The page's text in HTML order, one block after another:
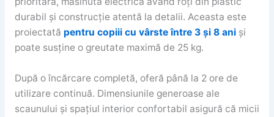
durabil și construcție atentă la detalii. Aceasta este
proiectată pentru copiii cu vârste între 3 și 8 aniși
poate susține o greutate maximă de 25 kg.
După o încărcare completă, oferă până la 2 ore de
utilizare continuă. Dimensiunile generoase ale
scaunului și spațiul interior confortabil asigură că micii